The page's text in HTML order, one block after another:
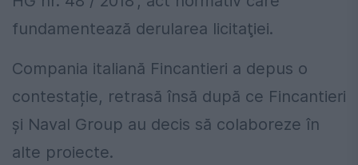
fundamentează derularea licitaţiei.
Compania italiană Fincantieri a depus o
contestație, retrasă însă după ce Fincantieri
și Naval Group au decis să colaboreze în
alte proiecte.